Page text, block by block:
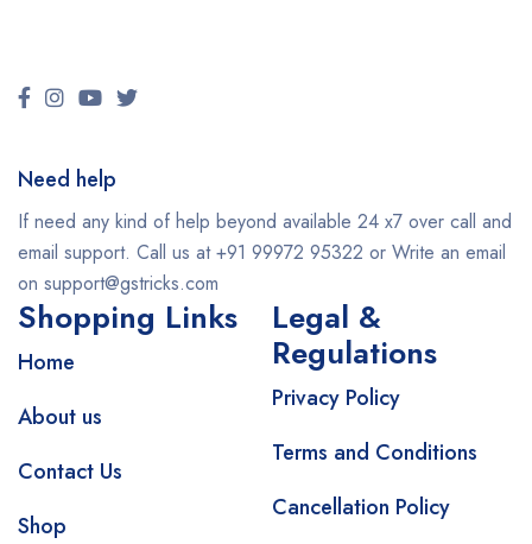
Need help
If need any kind of help beyond available 24 x7 over call and
email support. Call us at +91 99972 95322 or Write an email
on support@gstricks.com
Shopping Links
Home
About us
Contact Us
Shop
Legal &
Regulations
Privacy Policy
Terms and Conditions
Cancellation Policy